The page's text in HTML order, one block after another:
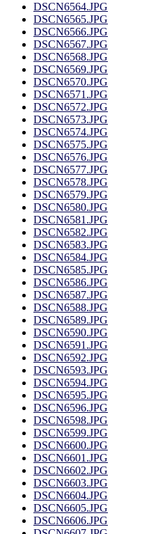
DSCN6564.JPG
DSCN6565.JPG
DSCN6566.JPG
DSCN6567.JPG
DSCN6568.JPG
DSCN6569.JPG
DSCN6570.JPG
DSCN6571.JPG
DSCN6572.JPG
DSCN6573.JPG
DSCN6574.JPG
DSCN6575.JPG
DSCN6576.JPG
DSCN6577.JPG
DSCN6578.JPG
DSCN6579.JPG
DSCN6580.JPG
DSCN6581.JPG
DSCN6582.JPG
DSCN6583.JPG
DSCN6584.JPG
DSCN6585.JPG
DSCN6586.JPG
DSCN6587.JPG
DSCN6588.JPG
DSCN6589.JPG
DSCN6590.JPG
DSCN6591.JPG
DSCN6592.JPG
DSCN6593.JPG
DSCN6594.JPG
DSCN6595.JPG
DSCN6596.JPG
DSCN6598.JPG
DSCN6599.JPG
DSCN6600.JPG
DSCN6601.JPG
DSCN6602.JPG
DSCN6603.JPG
DSCN6604.JPG
DSCN6605.JPG
DSCN6606.JPG